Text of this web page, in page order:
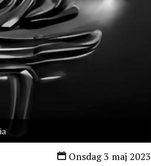
Onsdag 3 maj 2023